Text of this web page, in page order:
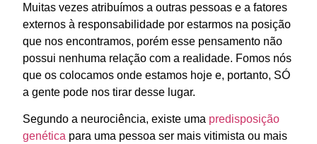
Muitas vezes atribuímos a outras pessoas e a fatores
externos à responsabilidade por estarmos na posição
que nos encontramos, porém esse pensamento não
possui nenhuma relação com a realidade. Fomos nós
que os colocamos onde estamos hoje e, portanto, SÓ
a gente pode nos tirar desse lugar.
Segundo a neurociência, existe uma predisposição
genética para uma pessoa ser mais vitimista ou mais